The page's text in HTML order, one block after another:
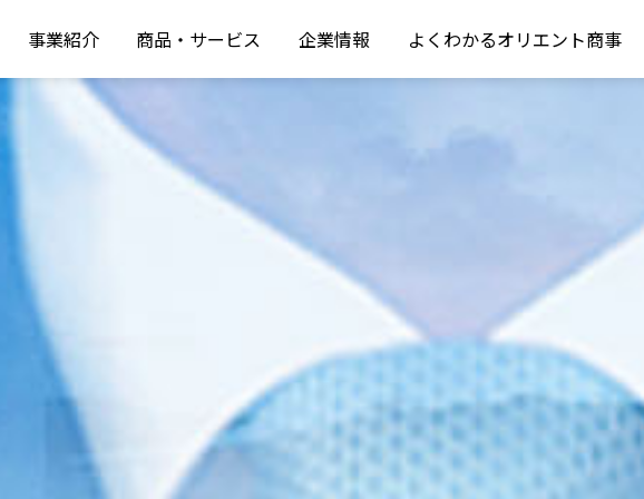
事業紹介 商品・サービス 企業情報 よくわかるオリエント商事